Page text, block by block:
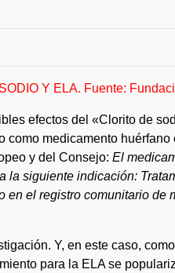
Y ELA. Fuente:
efectos del «Clorito de
medicamento huérfano
y del Consejo: El
la siguiente indicación:
en el registro comunitario de
Y, en este caso,
para la ELA se